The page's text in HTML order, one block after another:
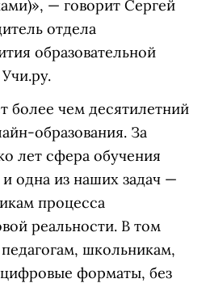
— говорит Сергей
отдела
образовательной
более чем десятилетний
образования. За
лет сфера обучения
одна из наших задач —
процесса
реальности. В том
школьникам,
форматы, без